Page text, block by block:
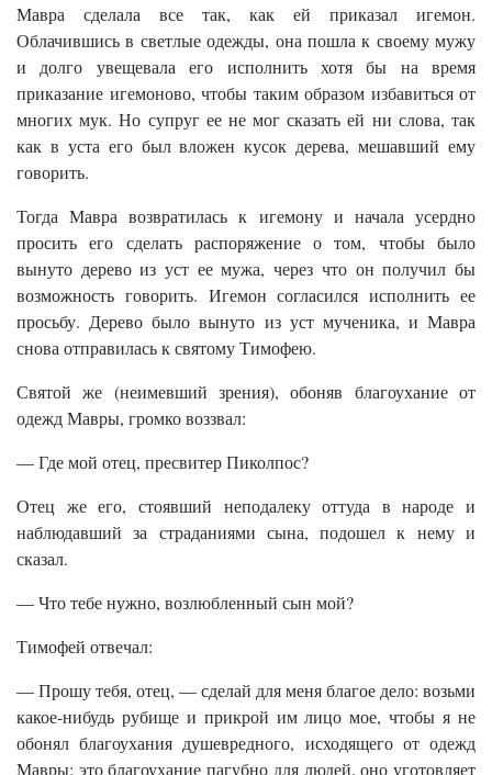
Мавра сделала все так, как ей приказал игемон.
Облачившись в светлые одежды, она пошла к своему мужу
и долго увещевала его исполнить хотя бы на время
приказание игемоново, чтобы таким образом избавиться от
многих мук. Но супруг ее не мог сказать ей ни слова, так
как в уста его был вложен кусок дерева, мешавший ему
говорить.
Тогда Мавра возвратилась к игемону и начала усердно
просить его сделать распоряжение о том, чтобы было
вынуто дерево из уст ее мужа, через что он получил бы
возможность говорить. Игемон согласился исполнить ее
просьбу. Дерево было вынуто из уст мученика, и Мавра
снова отправилась к святому Тимофею.
Святой же (неимевший зрения), обоняв благоухание от
одежд Мавры, громко воззвал:
— Где мой отец, пресвитер Пиколпос?
Отец же его, стоявший неподалеку оттуда в народе и
наблюдавший за страданиями сына, подошел к нему и
сказал.
— Что тебе нужно, возлюбленный сын мой?
Тимофей отвечал:
— Прошу тебя, отец, — сделай для меня благое дело: возьми
какое-нибудь рубище и прикрой им лицо мое, чтобы я не
обонял благоухания душевредного, исходящего от одежд
Мавры; это благоухание пагубно для людей, оно уготовляет